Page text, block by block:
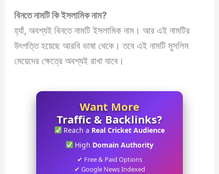
বিনতেনামটি কি ইসলামিক নাম?
হ্যাঁ, অবশ্যই বিনতে নামটি ইসলামিক নাম। আর এই নামটির
উৎপত্তি হয়েছে আরবি ভাষা থেকে। তবে এই নামটি মুসলিম
মেয়েদের ক্ষেত্রে অবশ্যই রাখা যাবে।
Want More
Traffic & Backlinks?
Reach a Real Cricket Audience
High Domain Authority
✔ Free & Paid Options
✔ Google News Indexed